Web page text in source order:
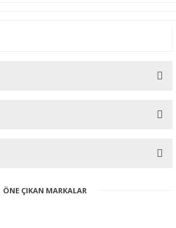
noktaları öneri formunu kullanarak
ÖNE ÇIKAN MARKALAR